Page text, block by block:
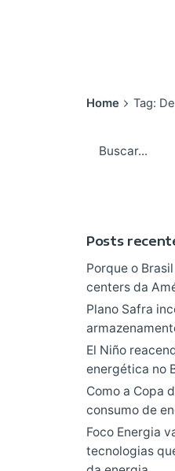
Home Tag:
for
Posts
Porque o
centers da
Plano Safra
El Niño
energética no
Como a Copa
consumo de
Foco Energia
tecnologias